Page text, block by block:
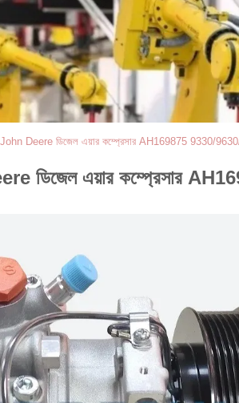
Deere ডিজেল এয়ার কম্প্রেসার AH169875 9330/
ডিজেল এয়ার কম্প্রেসার